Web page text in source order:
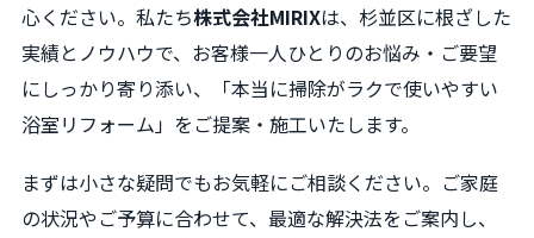
心ください。私たち株式会社MIRIXは、杉並区に根ざした
実績とノウハウで、お客様一人ひとりのお悩み・ご要望
にしっかり寄り添い、「本当に掃除がラクで使いやすい
浴室リフォーム」をご提案・施工いたします。
まずは小さな疑問でもお気軽にご相談ください。ご家庭
の状況やご予算に合わせて、最適な解決法をご案内し、